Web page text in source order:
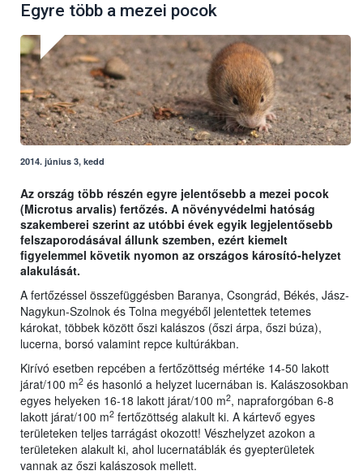
Egyre több a mezei pocok
2014. június 3, kedd
Az ország több részén egyre jelentősebb a mezei pocok
(Microtus arvalis) fertőzés. A növényvédelmi hatóság
szakemberei szerint az utóbbi évek egyik legjelentősebb
felszaporodásával állunk szemben, ezért kiemelt
figyelemmel követik nyomon az országos károsító-helyzet
alakulását.
A fertőzéssel összefüggésben Baranya, Csongrád, Békés, Jász-
Nagykun-Szolnok és Tolna megyéből jelentettek tetemes
károkat, többek között őszi kalászos (őszi árpa, őszi búza),
lucerna, borsó valamint repce kultúrákban.
Kirívó esetben repcében a fertőzöttség mértéke 14-50 lakott
járat/100 m2 és hasonló a helyzet lucernában is. Kalászosokban
egyes helyeken 16-18 lakott járat/100 m2, napraforgóban 6-8
lakott járat/100 m2 fertőzöttség alakult ki. A kártevő egyes
területeken teljes tarrágást okozott! Vészhelyzet azokon a
területeken alakult ki, ahol lucernatáblák és gyepterületek
vannak az őszi kalászosok mellett.